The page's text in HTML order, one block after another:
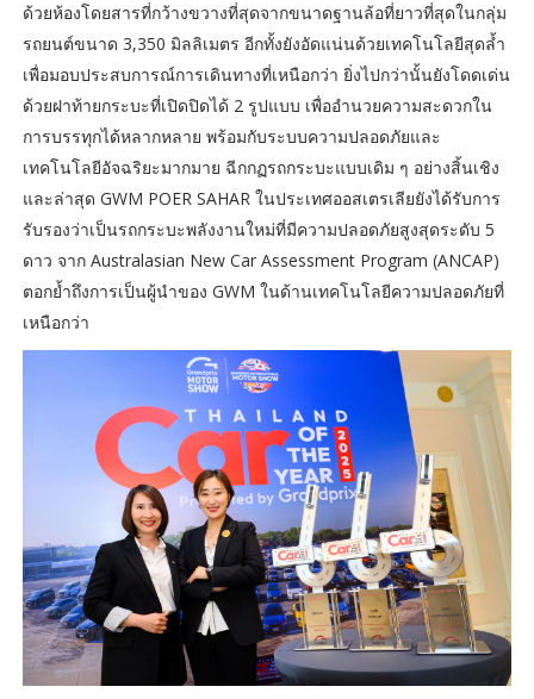
ด้วยห้องโดยสารที่กว้างขวางที่สุดจากขนาดฐานล้อที่ยาวที่สุดในกลุ่ม
รถยนต์ขนาด 3,350 มิลลิเมตร อีกทั้งยังอัดแน่นด้วยเทคโนโลยีสุดล้ำ
เพื่อมอบประสบการณ์การเดินทางที่เหนือกว่า ยิ่งไปกว่านั้นยังโดดเด่น
ด้วยฝาท้ายกระบะที่เปิดปิดได้ 2 รูปแบบ เพื่ออำนวยความสะดวกใน
การบรรทุกได้หลากหลาย พร้อมกับระบบความปลอดภัยและ
เทคโนโลยีอัจฉริยะมากมาย ฉีกกฏรถกระบะแบบเดิม ๆ อย่างสิ้นเชิง
และล่าสุด GWM POER SAHAR ในประเทศออสเตรเลียยังได้รับการ
รับรองว่าเป็นรถกระบะพลังงานใหม่ที่มีความปลอดภัยสูงสุดระดับ 5
ดาว จาก Australasian New Car Assessment Program (ANCAP)
ตอกย้ำถึงการเป็นผู้นำของ GWM ในด้านเทคโนโลยีความปลอดภัยที่
เหนือกว่า